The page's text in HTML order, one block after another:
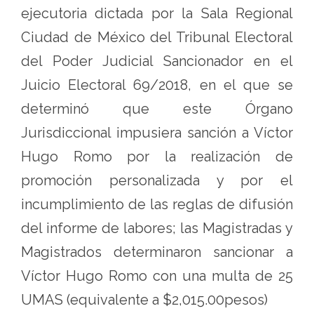
ejecutoria dictada por la Sala Regional
Ciudad de México del Tribunal Electoral
del Poder Judicial Sancionador en el
Juicio Electoral 69/2018, en el que se
determinó que este Órgano
Jurisdiccional impusiera sanción a Víctor
Hugo Romo por la realización de
promoción personalizada y por el
incumplimiento de las reglas de difusión
del informe de labores; las Magistradas y
Magistrados determinaron sancionar a
Víctor Hugo Romo con una multa de 25
UMAS (equivalente a $2,015.00pesos)